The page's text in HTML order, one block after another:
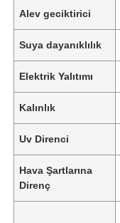
Alev geciktirici
Suya dayanıklılık
Elektrik Yalıtımı
Kalınlık
Uv Direnci
Hava Şartlarına
Direnç